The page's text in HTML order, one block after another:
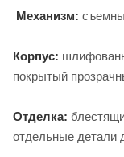
Механизм:
Корпус:
покрытый
Отделка:
отдельные детали